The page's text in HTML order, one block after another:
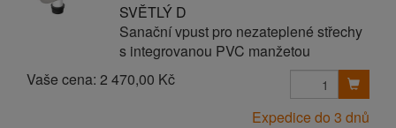
SVĚTLÝ D
Sanační vpust pro nezateplené střechy
s integrovanou PVC manžetou
Vaše cena: 2 470,00 Kč
Expedice do 3 dnů